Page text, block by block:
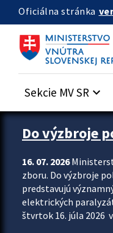
Preskocit na hlavný obsah
Oficiálna stránka
Sekcie MV SR keyboard_arrow_down
Zastavit automatický
Do výzbroje
16. 07. 2026
zboru. Do výzbroje
predstavujú
elektrických
štvrtok 16. júla 2026